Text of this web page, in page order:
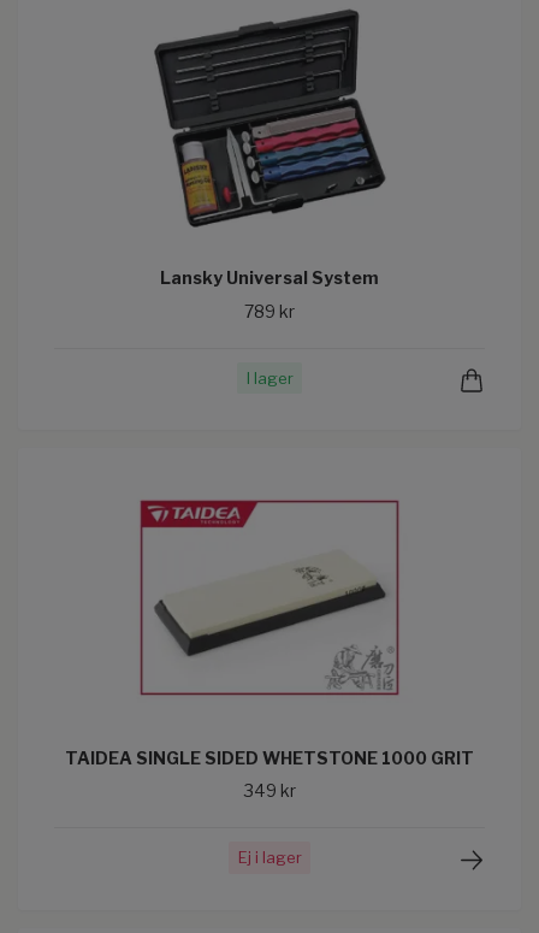
Lansky Universal System
789 kr
I lager
TAIDEA SINGLE SIDED WHETSTONE 1000 GRIT
349 kr
Ej i lager